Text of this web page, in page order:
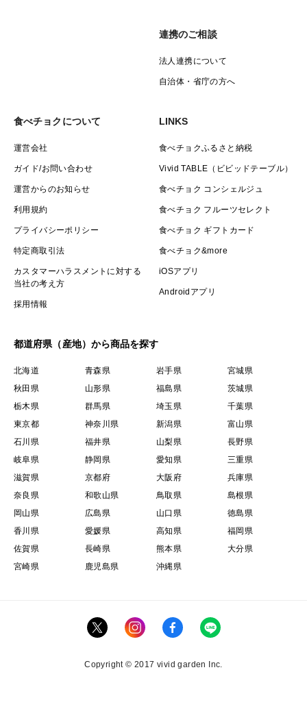
連携のご相談
法人連携について
自治体・省庁の方へ
食べチョクについて
運営会社
ガイド/お問い合わせ
運営からのお知らせ
利用規約
プライバシーポリシー
特定商取引法
カスタマーハラスメントに対する
当社の考え方
採用情報
LINKS
食べチョクふるさと納税
Vivid TABLE（ビビッドテーブル）
食べチョク コンシェルジュ
食べチョク フルーツセレクト
食べチョク ギフトカード
食べチョク&more
iOSアプリ
Androidアプリ
都道府県（産地）から商品を探す
北海道 青森県 岩手県
宮城県
秋田県
山形県 福島県
茨城県
栃木県
群馬県 埼玉県
千葉県
東京都
神奈川県 新潟県
富山県
石川県
福井県 山梨県
長野県
岐阜県
静岡県 愛知県
三重県
滋賀県
京都府 大阪府
兵庫県
奈良県
和歌山県 鳥取県
島根県
岡山県
広島県 山口県
徳島県
香川県
愛媛県 高知県
福岡県
佐賀県
長崎県 熊本県
大分県
宮崎県
鹿児島県 沖縄県
Copyright © 2017 vivid garden Inc.